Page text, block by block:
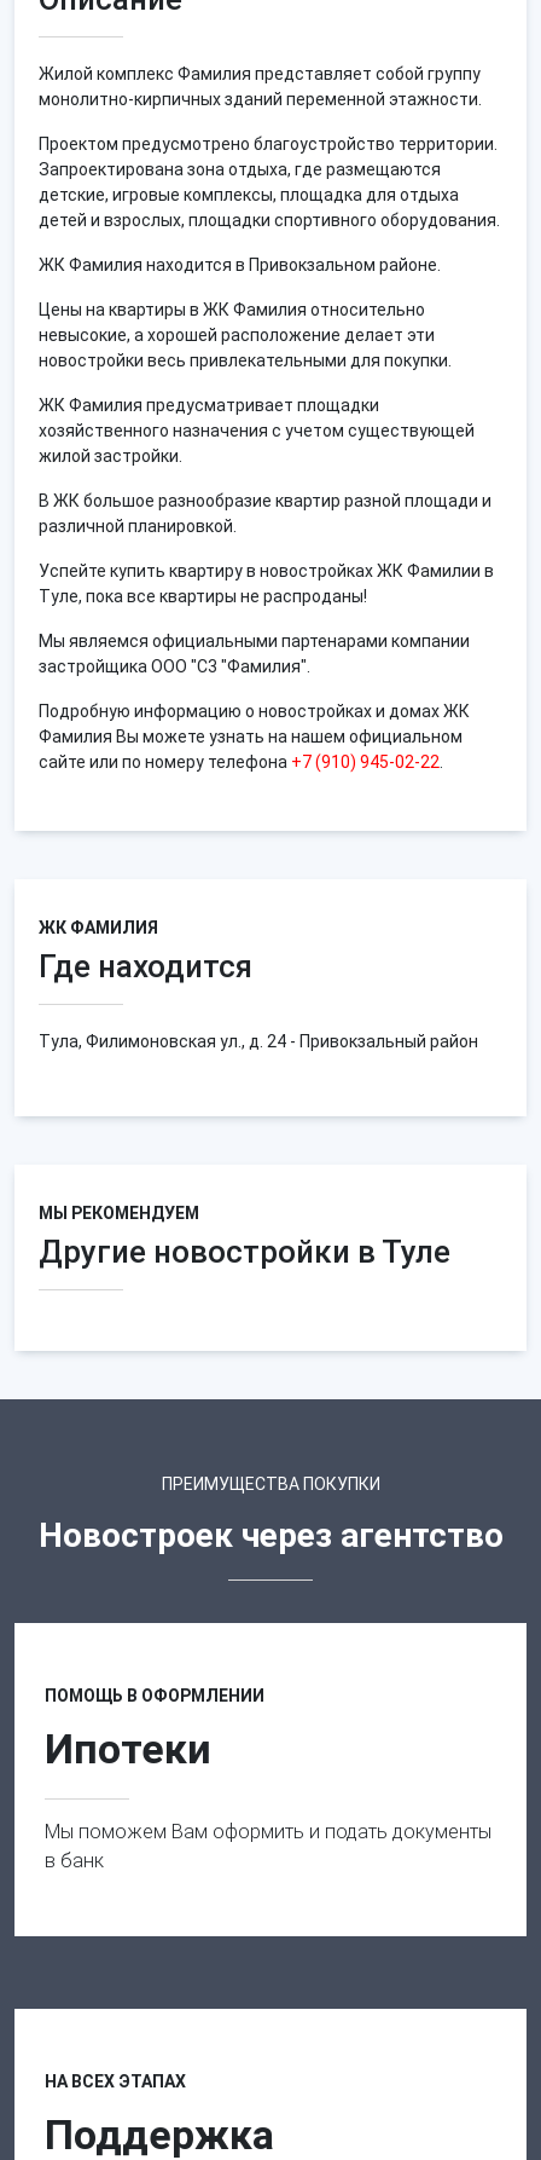
Жилой комплекс Фамилия представляет собой группу
монолитно-кирпичных зданий переменной этажности.
Проектом предусмотрено благоустройство территории.
Запроектирована зона отдыха, где размещаются
детские, игровые комплексы, площадка для отдыха
детей и взрослых, площадки спортивного оборудования.
ЖК Фамилия находится в Привокзальном районе.
Цены на квартиры в ЖК Фамилия относительно
невысокие, а хорошей расположение делает эти
новостройки весь привлекательными для покупки.
ЖК Фамилия предусматривает площадки
хозяйственного назначения с учетом существующей
жилой застройки.
В ЖК большое разнообразие квартир разной площади и
различной планировкой.
Успейте купить квартиру в новостройках ЖК Фамилии в
Туле, пока все квартиры не распроданы!
Мы являемся официальными партенарами компании
застройщика ООО "С3 "Фамилия".
Подробную информацию о новостройках и домах ЖК
Фамилия Вы можете узнать на нашем официальном
сайте или по номеру телефона +7 (910) 945-02-22
ЖК ФАМИЛИЯ
Где находится
Тула, Филимоновская ул., д. 24 - Привокзальный район
МЫ РЕКОМЕНДУЕМ
Другие новостройки в Туле
ПРЕИМУЩЕСТВА ПОКУПКИ
Новостроек через агентство
ПОМОЩЬ В ОФОРМЛЕНИИ
Ипотеки
Мы поможем Вам оформить и подать документы
в банк
НА ВСЕХ ЭТАПАХ
Поддержка